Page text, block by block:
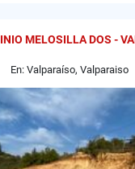
MELOSILLA DOS -
En: Valparaíso, Valparaiso